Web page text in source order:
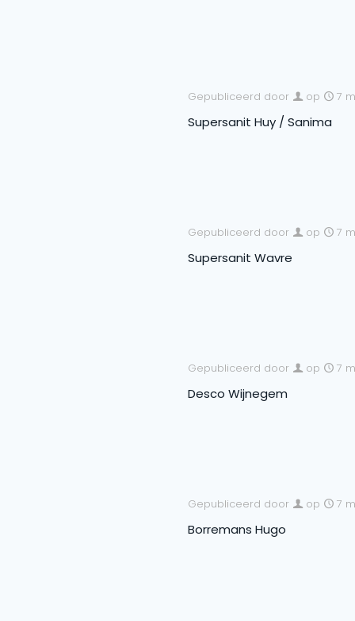
Gepubliceerd door op 7
Supersanit Huy / Sanima
Gepubliceerd door op 7
Supersanit Wavre
Gepubliceerd door op 7
Desco Wijnegem
Gepubliceerd door op 7
Borremans Hugo